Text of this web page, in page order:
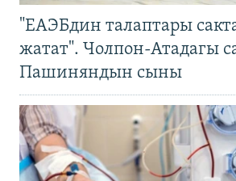
"ЕАЭБдин талаптары
жатат". Чолпон-Атадагы
Пашиняндын сыны